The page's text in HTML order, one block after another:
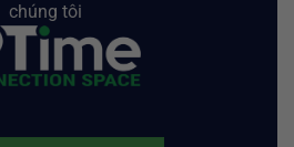
chúng tôi